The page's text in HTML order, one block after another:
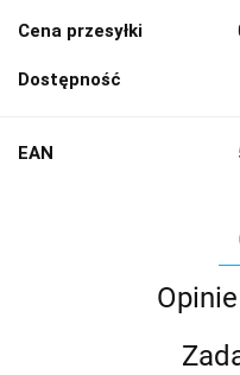
Cena przesyłki
Dostępność
EAN